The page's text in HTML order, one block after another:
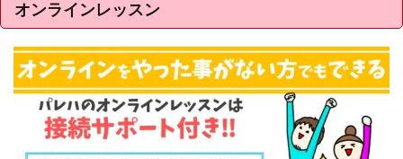
オンラインレッスン